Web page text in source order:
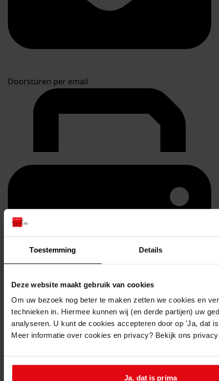
Toestemming Details
Deze website maakt gebruik van cookies
Om uw bezoek nog beter te maken zetten we cookies en
technieken in. Hiermee kunnen wij (en derde partijen) uw
analyseren. U kunt de cookies accepteren door op 'Ja, dat
Meer informatie over cookies en privacy? Bekijk ons
Ja, dat is prima
Doorsturen per email
Printen
duurzaam webadres